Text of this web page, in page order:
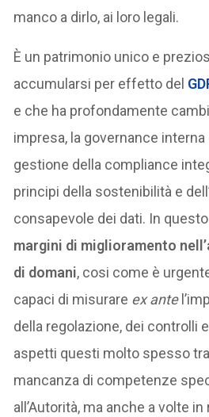
manco a dirlo, ai loro legali.
È un patrimonio unico e
accumularsi per effetto del
e che ha profondamente
impresa, la governance interna
gestione della compliance
principi della sostenibilità e
consapevole dei dati. In
margini di miglioramento
di domani, cosi come è
capaci di misurare ex ante
della regolazione, dei controlli
aspetti questi molto spesso
mancanza di competenze
all’Autorità, ma anche a volte